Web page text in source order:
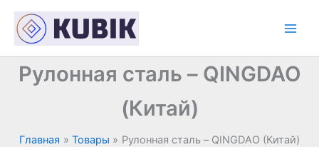
содержимому
Рулонная сталь – QINGDAO
(Китай)
Главная Товары Рулонная сталь – QINGDAO (Китай)